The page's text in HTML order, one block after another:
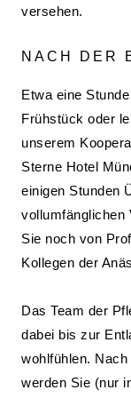
versehen.
NACH DER
Etwa eine
Frühstück oder
unserem
Sterne Hotel
einigen Stunden
vollumfänglichen
Sie noch von
Kollegen der
Das Team der
dabei bis zur
wohlfühlen.
werden Sie (nur